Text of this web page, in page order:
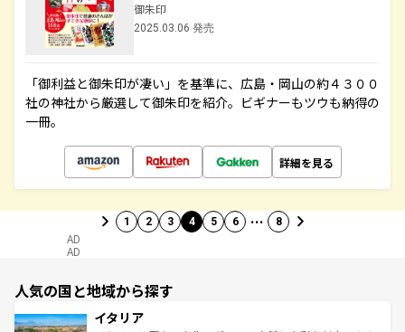
御朱印
2025.03.06 発売
「御利益と御朱印が凄い」を基準に、広島・岡山の約４３００
社の神社から厳選して御朱印を紹介。ビギナーもツウも納得の
一冊。
詳細を見る
1 2 3 4 5 6 … 8
AD
AD
人気の国と地域から探す
イタリア